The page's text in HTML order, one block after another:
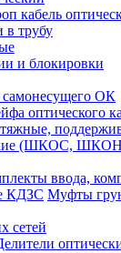
кабель
в трубу
и блокировки
самонесущего ОК
оптического
(ШКОС,
ввода,
КДЗС Муфты
сетей